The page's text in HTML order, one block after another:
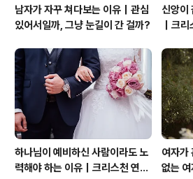
남자가 자꾸 쳐다보는 이유｜관심
있어서일까, 그냥 눈길이 간 걸까?
신앙이
｜크
하나님이 예비하신 사람이라도 노
력해야 하는 이유｜크리스천 연애
여자가
없는 여